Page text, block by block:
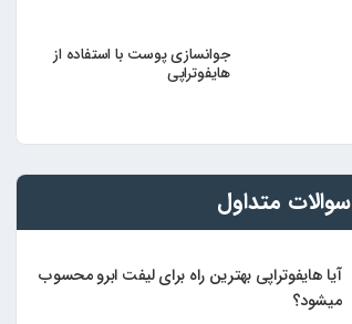
جوانسازی پوست با استفاده از
هایفوتراپی
سوالات متداول
آیا هایفوتراپی بهترین راه برای لیفت ابرو محسوب
میشود؟